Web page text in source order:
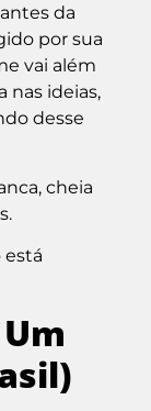
da
por sua
vai além
nas ideias,
desse
cheia
está